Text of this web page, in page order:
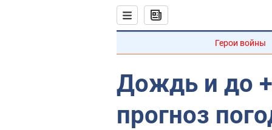
Герои войны
Дождь и до
прогноз